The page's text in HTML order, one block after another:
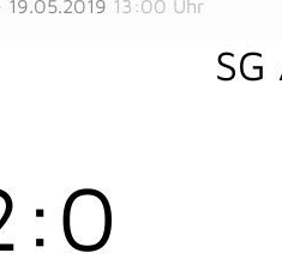
19.05.2019 13:00 Uhr
:0